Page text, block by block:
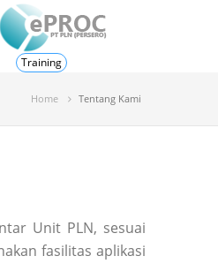
Training
Home Tentang Kami
Unit PLN, sesuai
fasilitas aplikasi